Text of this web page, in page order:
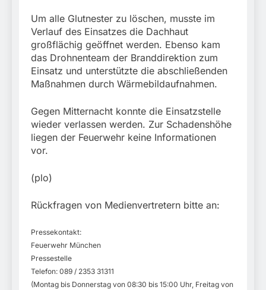
Um alle Glutnester zu löschen, musste im
Verlauf des Einsatzes die Dachhaut
großflächig geöffnet werden. Ebenso kam
das Drohnenteam der Branddirektion zum
Einsatz und unterstützte die abschließenden
Maßnahmen durch Wärmebildaufnahmen.
Gegen Mitternacht konnte die Einsatzstelle
wieder verlassen werden. Zur Schadenshöhe
liegen der Feuerwehr keine Informationen
vor.
(plo)
Rückfragen von Medienvertretern bitte an:
Pressekontakt:
Feuerwehr München
Pressestelle
Telefon: 089 / 2353 31311
(Montag bis Donnerstag von 08:30 bis 15:00 Uhr, Freitag von